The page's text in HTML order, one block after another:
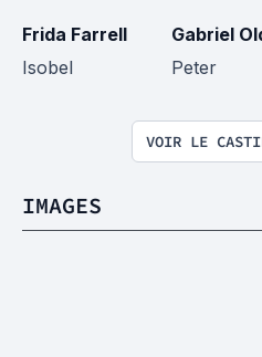
Frida Farrell
Isobel
Gabriel
Peter
VOIR LE
IMAGES